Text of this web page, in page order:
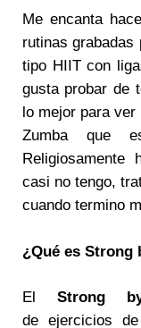
Me encanta
rutinas grabadas
tipo HIIT con
gusta probar de
lo mejor para
Zumba que
Religiosamente
casi no tengo,
cuando termino
¿Qué es Strong
El Strong
de ejercicios